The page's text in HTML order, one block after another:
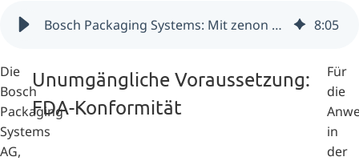
Bosch Packaging Systems: Mit zenon fit für die Pharmazeutische Industrie (Schweiz) 8:05
Die
Bosch
Packaging
Systems
AG,
Unumgängliche Voraussetzung:
FDA-Konformität
Für
die
in
der